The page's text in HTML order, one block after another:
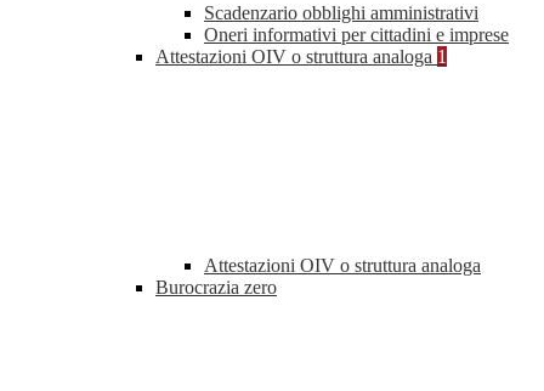
Scadenzario obblighi amministrativi
Oneri informativi per cittadini e imprese
Attestazioni OIV o struttura analoga 1
Attestazioni OIV o struttura analoga
Burocrazia zero